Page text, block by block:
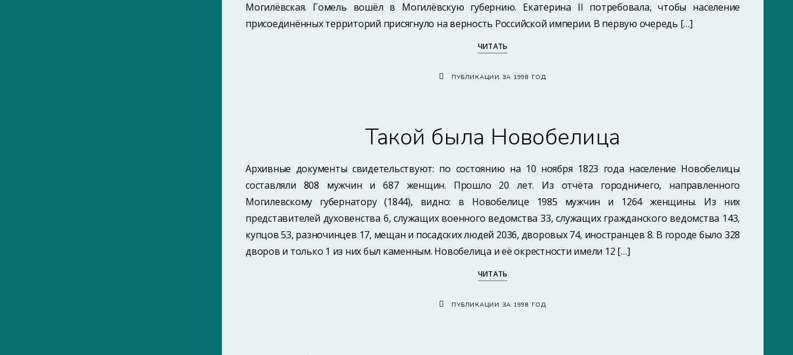
Могилёвская. Гомель вошёл в Могилёвскую губернию. Екатерина II потребовала, чтобы население
присоединённых территорий присягнуло на верность Российской империи. В первую очередь […]
ЧИТАТЬ
ПУБЛИКАЦИИ ЗА 1998 ГОД
Такой была Новобелица
Архивные документы свидетельствуют: по состоянию на 10 ноября 1823 года население Новобелицы
составляли 808 мужчин и 687 женщин. Прошло 20 лет. Из отчёта городничего, направленного
Могилевскому губернатору (1844), видно: в Новобелице 1985 мужчин и 1264 женщины. Из них
представителей духовенства 6, служащих военного ведомства 33, служащих гражданского ведомства 143,
купцов 53, разночинцев 17, мещан и посадских людей 2036, дворовых 74, иностранцев 8. В городе было 328
дворов и только 1 из них был каменным. Новобелица и её окрестности имели 12 […]
ЧИТАТЬ
ПУБЛИКАЦИИ ЗА 1998 ГОД